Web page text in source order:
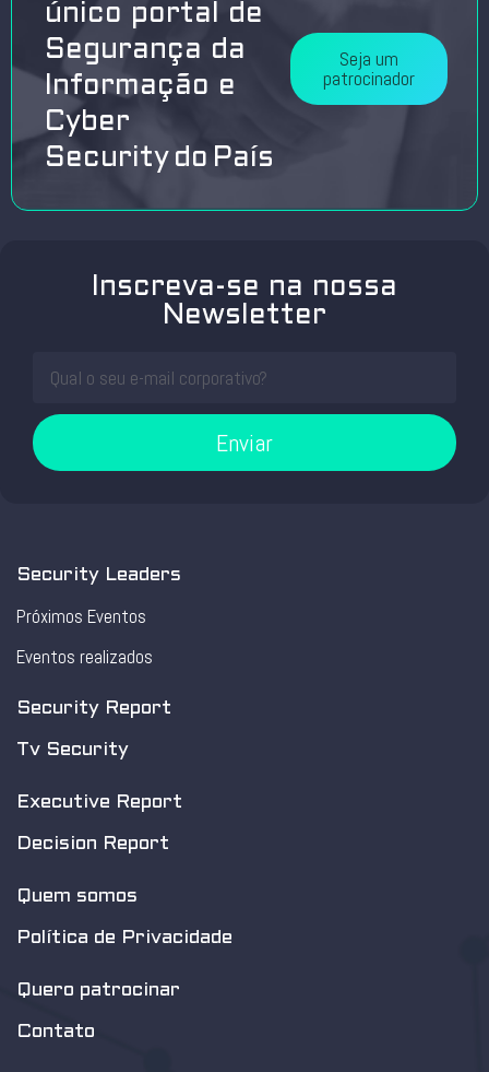
único portal de
Segurança da
Informação e
Cyber
Security do País
Seja um
patrocinador
Inscreva-se na nossa
Newsletter
Enviar
Security Leaders
Próximos Eventos
Eventos realizados
Security Report
Tv Security
Executive Report
Decision Report
Quem somos
Política de Privacidade
Quero patrocinar
Contato